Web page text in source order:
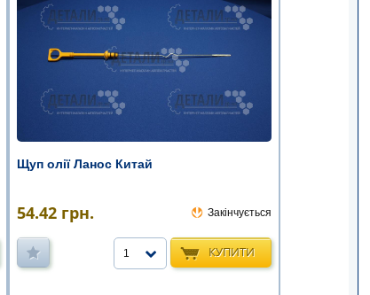
Щуп олії Ланос Китай
54.42 грн. Закінчується
КУПИТИ
1